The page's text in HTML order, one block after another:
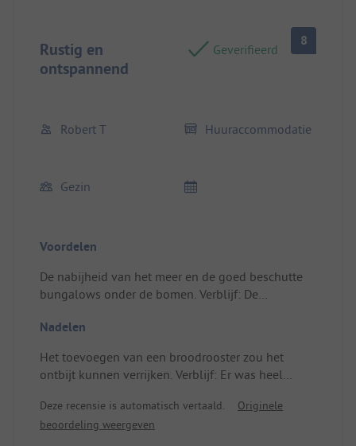
Rustig en
ontspannend
Geverifieerd
8
Robert T Huuraccommodatie
Gezin
Voordelen
De nabijheid van het meer en de goed beschutte
bungalows onder de bomen. Verblijf: De
Nadelen
Het toevoegen van een broodrooster zou het
ontbijt kunnen verrijken. Verblijf: Er was heel
daar maar 4 dagen doorgebracht en hebben niet
alles uitgepakt.
Deze recensie is automatisch vertaald.
Originele
beoordeling weergeven